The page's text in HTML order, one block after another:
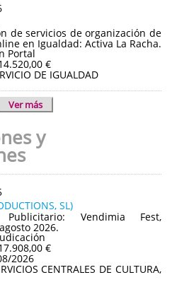
de servicios de organización de
en Igualdad: Activa La Racha.
Portal
€
DE IGUALDAD
Ver más
y
SL)
Publicitario: Vendimia Fest,
2026.
€
2026
CENTRALES DE CULTURA,